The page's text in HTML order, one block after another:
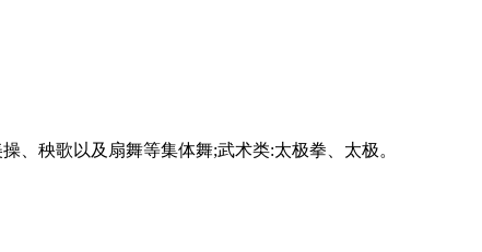
、秧歌以及扇舞等集体舞;武术类:太极拳、太极。